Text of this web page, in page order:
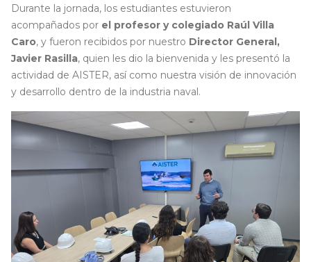
Durante la jornada, los estudiantes estuvieron
acompañados por el profesor y colegiado Raúl Villa
Caro, y fueron recibidos por nuestro Director General,
Javier Rasilla, quien les dio la bienvenida y les presentó la
actividad de AISTER, así como nuestra visión de innovación
y desarrollo dentro de la industria naval.